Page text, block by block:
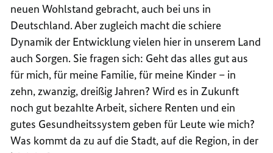
neuen Wohlstand gebracht, auch bei uns in
Deutschland. Aber zugleich macht die schiere
Dynamik der Entwicklung vielen hier in unserem Land
auch Sorgen. Sie fragen sich: Geht das alles gut aus
für mich, für meine Familie, für meine Kinder – in
zehn, zwanzig, dreißig Jahren? Wird es in Zukunft
noch gut bezahlte Arbeit, sichere Renten und ein
gutes Gesundheitssystem geben für Leute wie mich?
Was kommt da zu auf die Stadt, auf die Region, in der